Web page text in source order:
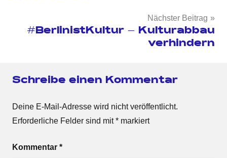
Nächster Beitrag
#BerlinistKultur – Kulturabbau
verhindern
Schreibe einen Kommentar
Deine E-Mail-Adresse wird nicht veröffentlicht.
Erforderliche Felder sind mit* markiert
Kommentar *